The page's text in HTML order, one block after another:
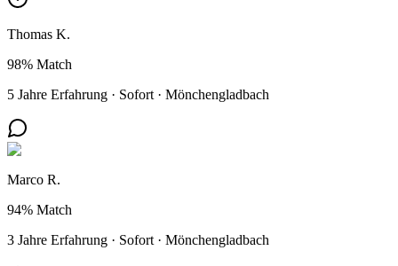
Thomas K.
98% Match
5 Jahre Erfahrung · Sofort · Mönchengladbach
Marco R.
94% Match
3 Jahre Erfahrung · Sofort · Mönchengladbach